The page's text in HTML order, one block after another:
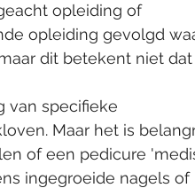
opleiding of
opleiding gevolgd
dit betekent niet dat
van specifieke
Maar het is
of een pedicure
ingegroeide nagels of